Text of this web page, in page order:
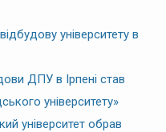
університету в
ДПУ в Ірпені став
університету»
університет обрав